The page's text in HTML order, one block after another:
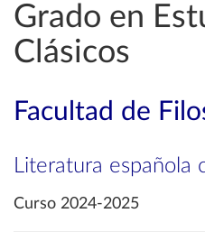
Grado en
Clásicos
Facultad de
Literatura española
Curso 2024-2025